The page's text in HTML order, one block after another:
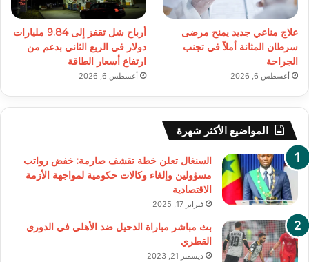
علاج مناعي جديد يمنح مرضى
سرطان المثانة أملاً في تجنب
الجراحة
أغسطس 6, 2026
أرباح شل تقفز إلى 9.84 مليارات
دولار في الربع الثاني بدعم من
ارتفاع أسعار الطاقة
أغسطس 6, 2026
المواضيع الأكثر شهرة
السنغال تعلن خطة تقشف صارمة: خفض رواتب
مسؤولين وإلغاء وكالات حكومية لمواجهة الأزمة
الاقتصادية
فبراير 17, 2025
بث مباشر مباراة الدحيل ضد الأهلي في الدوري
القطري
ديسمبر 21, 2023